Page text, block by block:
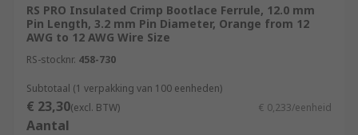
RS PRO Insulated Crimp Bootlace Ferrule, 12.0 mm
Pin Length, 3.2 mm Pin Diameter, Orange from 12
AWG to 12 AWG Wire Size
RS-stocknr. 458-730
Subtotaal (1 verpakking van 100 eenheden)
€ 23,30(excl. BTW) € 0,233/eenheid
Aantal